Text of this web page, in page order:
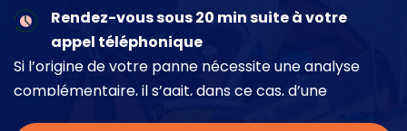
Rendez-vous sous 20 min suite à votre
appel téléphonique
Si l’origine de votre panne nécessite une analyse
complémentaire, il s’agit, dans ce cas, d’une